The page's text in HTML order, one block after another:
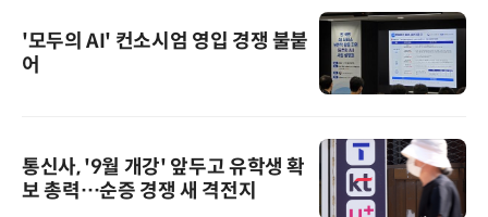
'모두의 AI' 컨소시엄 영입 경쟁 불붙
어
통신사, '9월 개강' 앞두고 유학생 확
보 총력…순증 경쟁 새 격전지